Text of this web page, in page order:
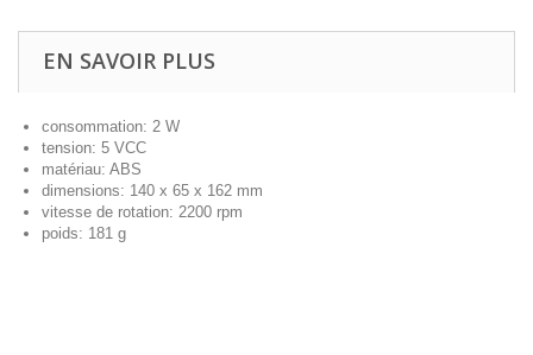
EN SAVOIR PLUS
consommation: 2 W
tension: 5 VCC
matériau: ABS
dimensions: 140 x 65 x 162 mm
vitesse de rotation: 2200 rpm
poids: 181 g